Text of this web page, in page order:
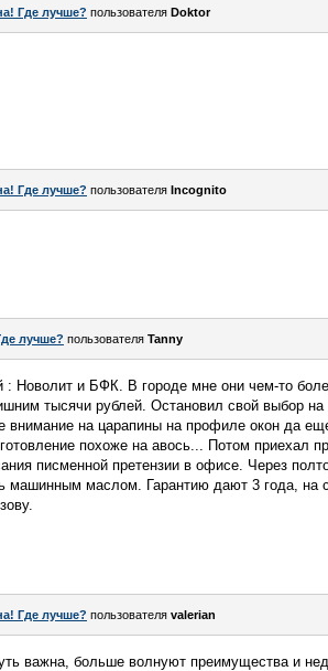
Где лучше? пользователя Doktor
Где лучше? пользователя Incognito
лучше? пользователя Tanny
: Новолит и БФК. В городе мне они чем-то
тысячи рублей. Остановил свой выбор
на царапины на профиле окон да
похоже на авось... Потом приехал
писменной претензии в офисе. Через
машинным маслом. Гарантию дают 3 года, на
Где лучше? пользователя valerian
важна, больше волнуют преимущества и